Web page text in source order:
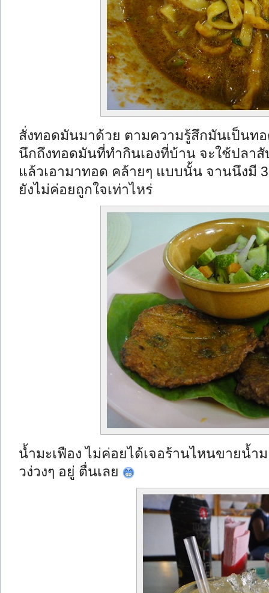
สั่งทอดมันมาด้วย ตามความรู้สึกมันเป็นท
นึกถึงทอดมันที่ทำกินเองที่บ้าน จะใช้ปลาสั
แล้วเอามาทอด คล้ายๆ แบบนั้น จานนึงมี
ยังไม่ค่อยถูกใจเท่าไหร่
น้ำมะเฟือง ไม่ค่อยได้เจอร้านไหนขายน้ำ
วง่วงๆ อยู่ ตื่นเลย